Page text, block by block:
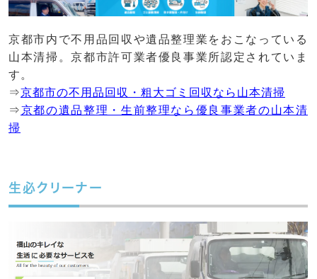
京都市内で不用品回収や遺品整理業をおこなっている
山本清掃。京都市許可業者優良事業所認定されていま
す。
⇒京都市の不用品回収・粗大ゴミ回収なら山本清掃
⇒京都の遺品整理・生前整理なら優良事業者の山本清
掃
生必クリーナー